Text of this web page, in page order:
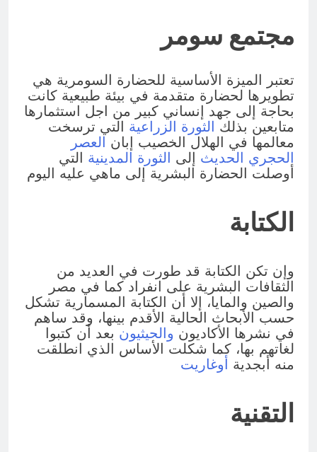
مجتمع سومر
تعتبر الميزة الأساسية للحضارة السومرية هي
تطويرها لحضارة متقدمة في بيئة طبيعية كانت
بحاجة إلى جهد إنساني كبير من اجل استثمارها
متابعين بذلك الثورة الزراعية التي ترسخت
معالمها في الهلال الخصيب إبان العصر
الحجري الحديث إلى الثورة المدينية التي
أوصلت الحضارة البشرية إلى ماهي عليه اليوم
الكتابة
وإن تكن الكتابة قد طورت في العديد من
الثقافات البشرية على انفراد كما في مصر
والصين والمايا، إلا أن الكتابة المسمارية تشكل
حسب الأبحاث الحالية الأقدم بينها، وقد ساهم
في نشرها الأكاديون والحيثيون بعد أن كتبوا
لغاتهم بها، كما شكلت الأساس الذي انطلقت
منه أبجدية أوغاريت
التقنية